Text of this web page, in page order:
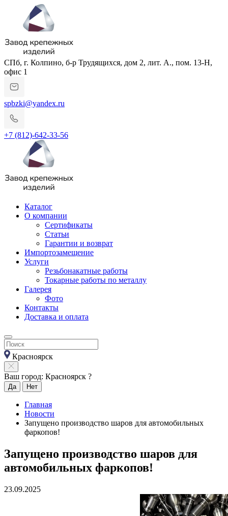
СПб, г. Колпино, б-р Трудящихся, дом 2, лит. А., пом. 13-Н,
офис 1
spbzki@yandex.ru
+7 (812)-642-33-56
Каталог
О компании
Сертификаты
Статьи
Гарантии и возврат
Импортозамещение
Услуги
Резьбонакатные работы
Токарные работы по металлу
Галерея
Фото
Контакты
Доставка и оплата
Красноярск
Ваш город: Красноярск ?
Да Нет
Главная
Новости
Запущено производство шаров для автомобильных
фаркопов!
Запущено производство шаров для
автомобильных фаркопов!
23.09.2025